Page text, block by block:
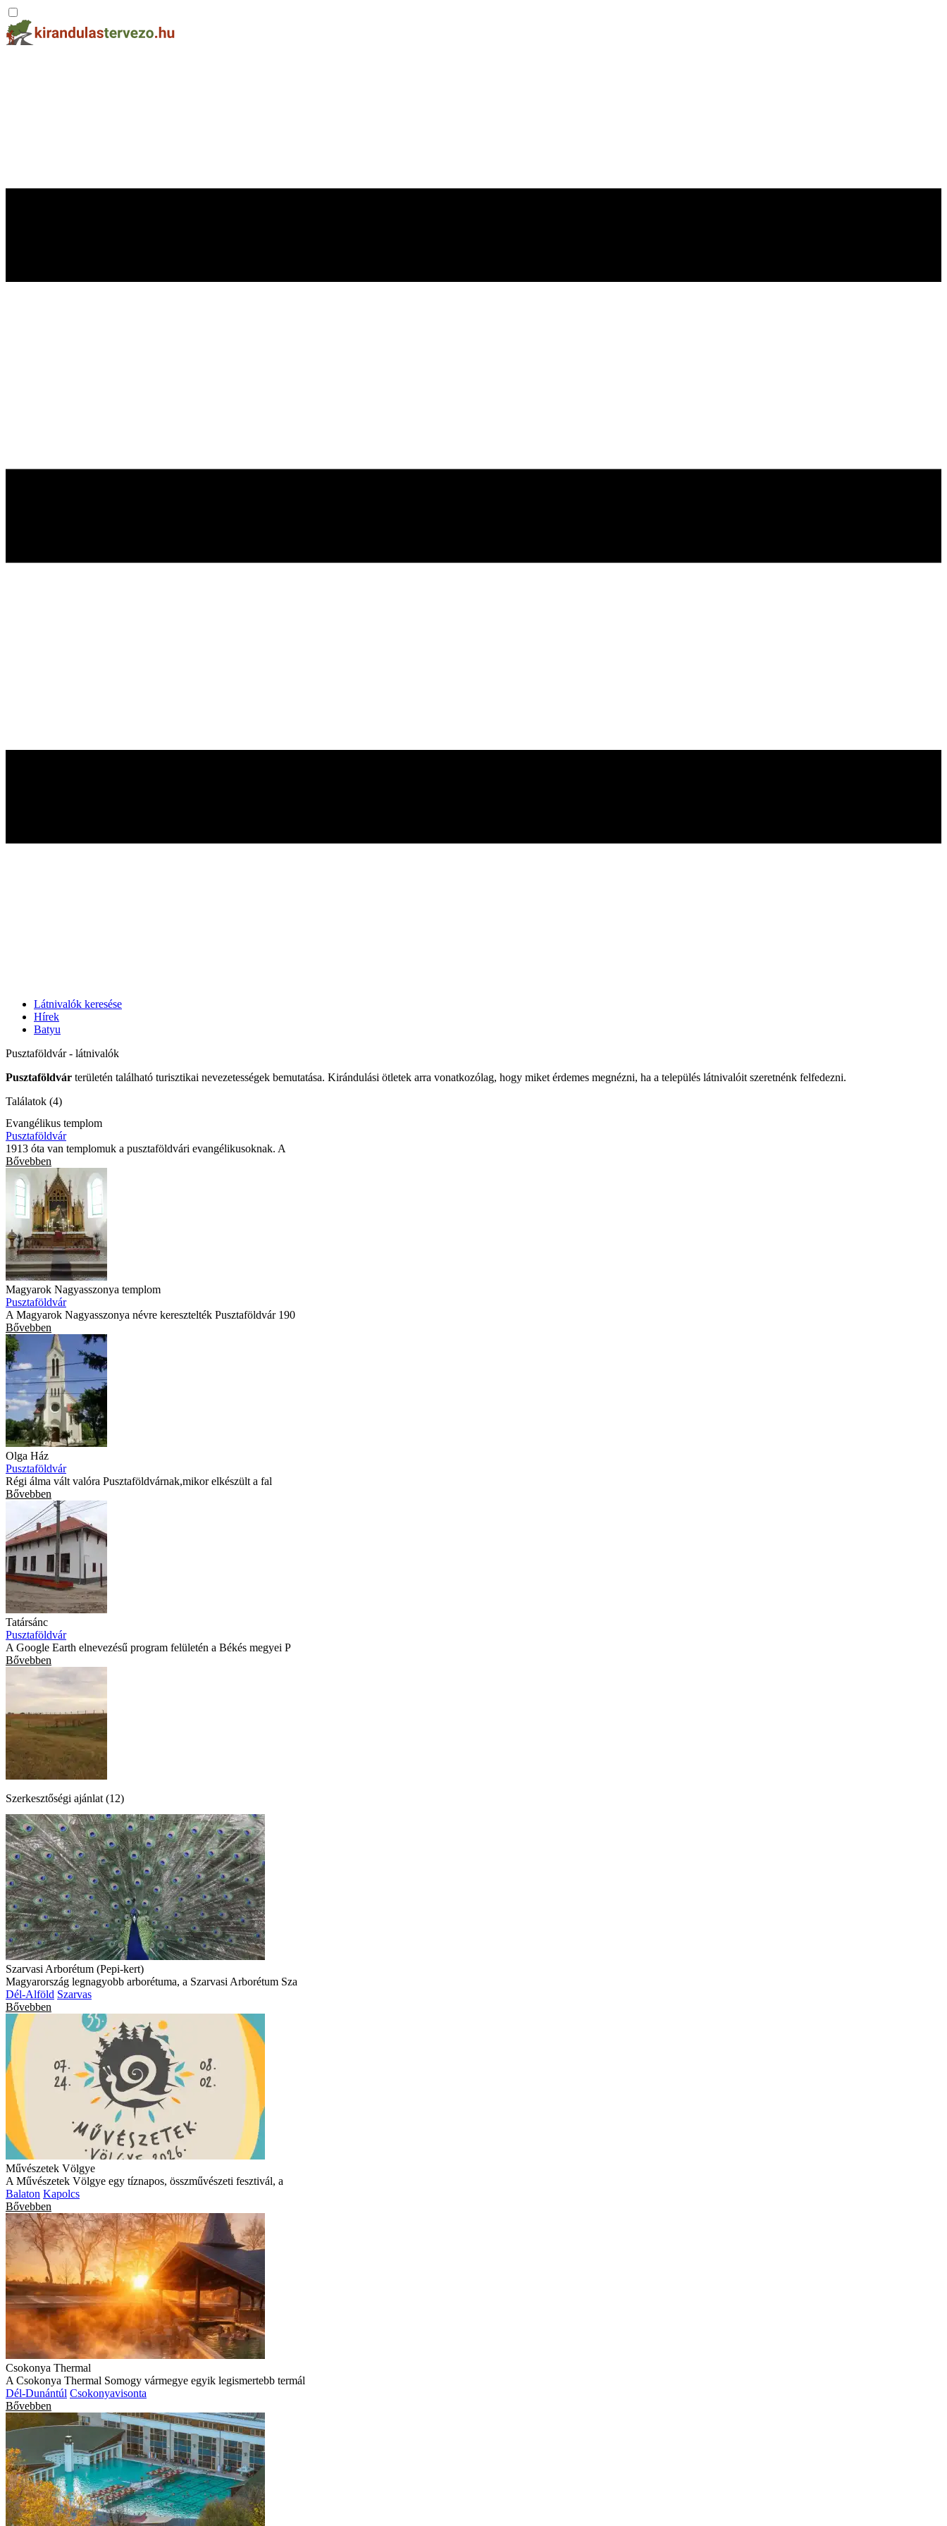
Látnivalók keresése
Hírek
Batyu
Pusztaföldvár - látnivalók
Pusztaföldvár területén található turisztikai nevezetességek bemutatása. Kirándulási ötletek arra vonatkozólag, hogy miket érdemes megnézni, ha a település látnivalóit szeretnénk felfedezni.
Találatok (4)
Evangélikus templom
Pusztaföldvár
1913 óta van templomuk a pusztaföldvári evangélikusoknak. A
Bővebben
Magyarok Nagyasszonya templom
Pusztaföldvár
A Magyarok Nagyasszonya névre keresztelték Pusztaföldvár 190
Bővebben
Olga Ház
Pusztaföldvár
Régi álma vált valóra Pusztaföldvárnak,mikor elkészült a fal
Bővebben
Tatársánc
Pusztaföldvár
A Google Earth elnevezésű program felületén a Békés megyei P
Bővebben
Szerkesztőségi ajánlat (12)
Szarvasi Arborétum (Pepi-kert)
Magyarország legnagyobb arborétuma, a Szarvasi Arborétum Sza
Dél-Alföld Szarvas
Bővebben
Művészetek Völgye
A Művészetek Völgye egy tíznapos, összművészeti fesztivál, a
Balaton Kapolcs
Bővebben
Csokonya Thermal
A Csokonya Thermal Somogy vármegye egyik legismertebb termál
Dél-Dunántúl Csokonyavisonta
Bővebben